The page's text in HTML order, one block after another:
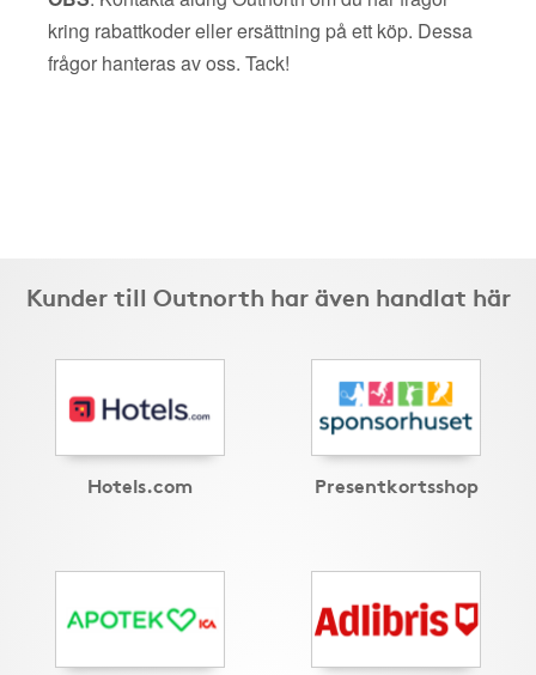
kring rabattkoder eller ersättning på ett köp. Dessa
frågor hanteras av oss. Tack!
Kunder till Outnorth har även handlat här
Hotels.com Presentkortsshop